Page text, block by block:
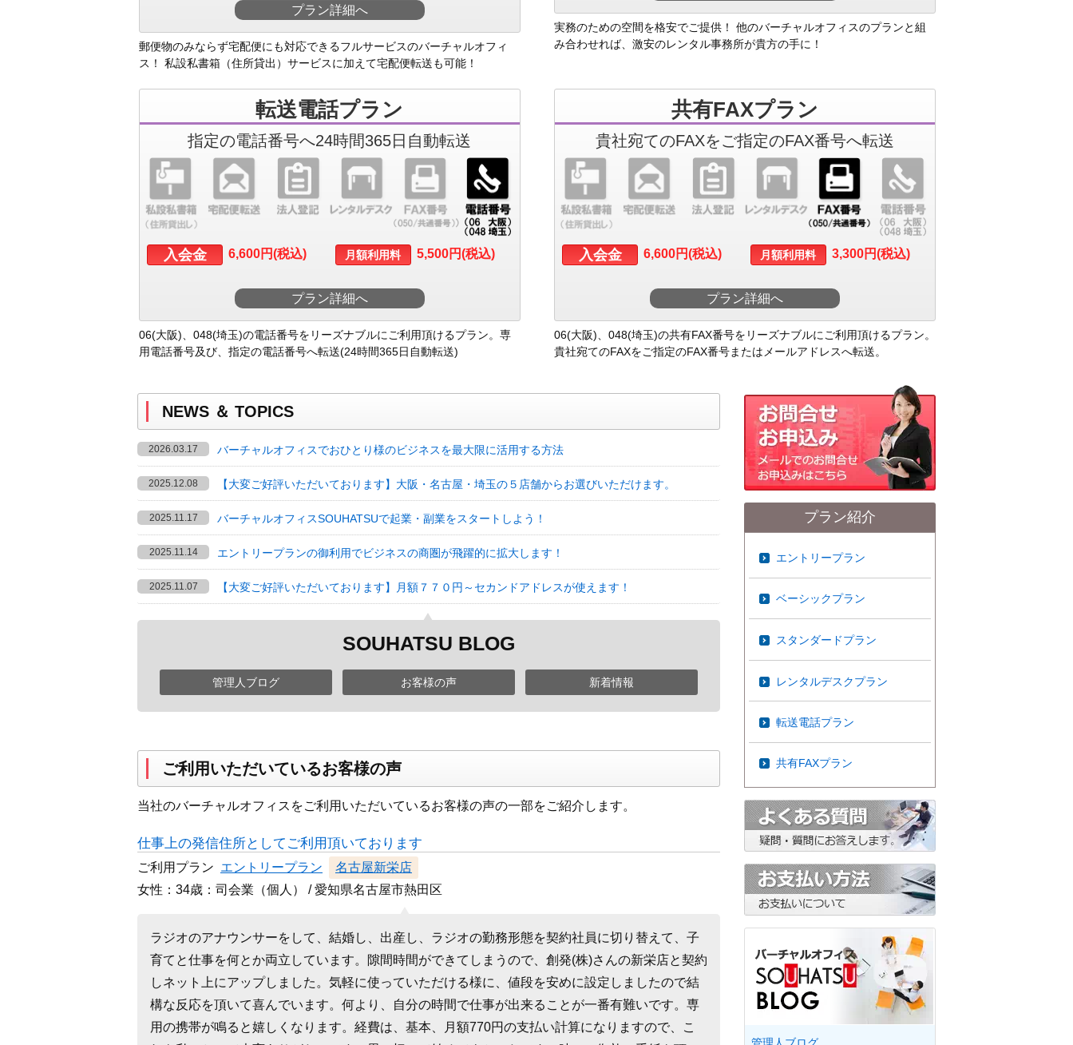
プラン詳細へ
郵便物のみならず宅配便にも対応できるフルサービスのバーチャルオフィ
ス！ 私設私書箱（住所貸出）サービスに加えて宅配便転送も可能！
実務のための空間を格安でご提供！ 他のバーチャルオフィスのプランと組
み合わせれば、激安のレンタル事務所が貴方の手に！
転送電話プラン
指定の電話番号へ24時間365日自動転送
入会金 6,600円(税込) 月額利用料 5,500円(税込)
プラン詳細へ
06(大阪)、048(埼玉)の電話番号をリーズナブルにご利用頂けるプラン。専
用電話番号及び、指定の電話番号へ転送(24時間365日自動転送)
共有FAXプラン
貴社宛てのFAXをご指定のFAX番号へ転送
入会金 6,600円(税込) 月額利用料 3,300円(税込)
プラン詳細へ
06(大阪)、048(埼玉)の共有FAX番号をリーズナブルにご利用頂けるプラン。
貴社宛てのFAXをご指定のFAX番号またはメールアドレスへ転送。
NEWS ＆ TOPICS
2026.03.17 バーチャルオフィスでおひとり様のビジネスを最大限に活用する方法
2025.12.08 【大変ご好評いただいております】大阪・名古屋・埼玉の５店舗からお選びいただけます。
2025.11.17 バーチャルオフィスSOUHATSUで起業・副業をスタートしよう！
2025.11.14 エントリープランの御利用でビジネスの商圏が飛躍的に拡大します！
2025.11.07 【大変ご好評いただいております】月額７７０円～セカンドアドレスが使えます！
SOUHATSU BLOG
管理人ブログ お客様の声 新着情報
ご利用いただいているお客様の声
当社のバーチャルオフィスをご利用いただいているお客様の声の一部をご紹介します。
仕事上の発信住所としてご利用頂いております
ご利用プラン エントリープラン
名古屋新栄店
女性：34歳：司会業（個人）
愛知県名古屋市熱田区
ラジオのアナウンサーをして、結婚し、出産し、ラジオの勤務形態を契約社員に切り替えて、子
育てと仕事を何とか両立しています。隙間時間ができてしまうので、創発(株)さんの新栄店と契約
しネット上にアップしました。気軽に使っていただける様に、値段を安めに設定しましたので結
構な反応を頂いて喜んでいます。何より、自分の時間で仕事が出来ることが一番有難いです。専
用の携帯が鳴ると嬉しくなります。経費は、基本、月額770円の支払い計算になりますので、こ
プラン紹介
エントリープラン
ベーシックプラン
スタンダードプラン
レンタルデスクプラン
転送電話プラン
共有FAXプラン